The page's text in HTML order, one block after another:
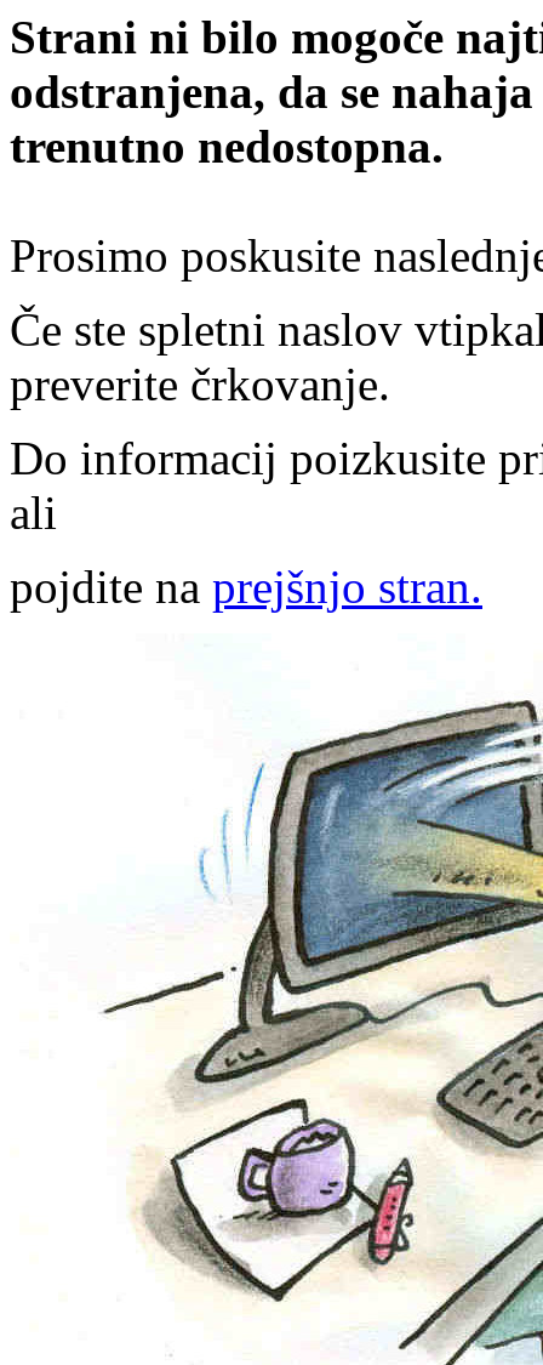
Strani ni bilo mogoče
odstranjena, da se
trenutno nedostopna.
Prosimo poskusite
Če ste spletni naslov
preverite črkovanje.
Do informacij poizkusite
ali
pojdite na prejšnjo stran.